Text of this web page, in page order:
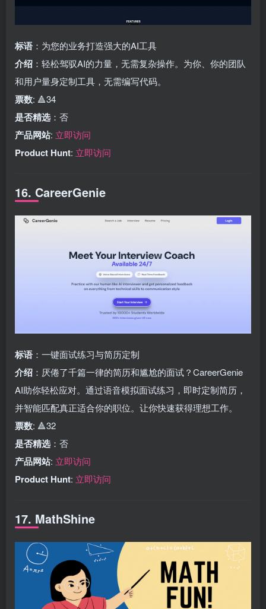
标语 ：为您的业务打造强大的AI工具
介绍 ：轻松驾驭AI的力量，无需复杂操作。为你、你的团队
和用户量身定制工具，无需编写代码。
票数: 🔺34
是否精选 ：否
产品网站: 立即访问
Product Hunt: 立即访问
16. CareerGenie
标语 ：一键面试练习与简历定制
介绍 ：厌倦了千篇一律的简历和尴尬的面试？CareerGenie
AI助你轻松应对。通过语音模拟面试练习，即时定制简历，
并智能匹配真正适合你的职位。让你快速获得理想工作。
票数: 🔺32
是否精选 ：否
产品网站: 立即访问
Product Hunt: 立即访问
17. MathShine